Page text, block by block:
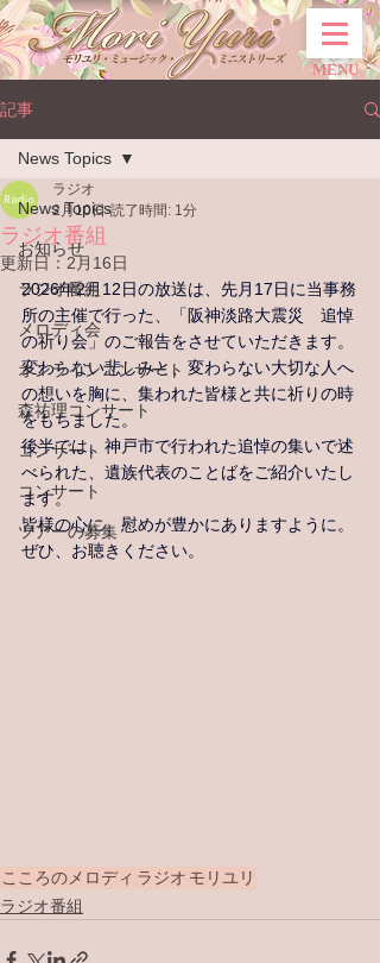
MENU
記事
News Topics
お知らせ
ラジオ番組
メロディ会
オンラインコンサート
森祐理コンサート
コンサート
コンサート
ツアーの募集
News Topics
ラジオ番組
ラジオ
2月10日 読了時間: 1分
更新日： 2月16日
2026年2月12日の放送は、先月17日に当事務
所の主催で行った、「 阪神淡路大震災　追悼
の祈り会」のご報告をさせていただきます。
変わらない悲しみと、変わらない大切な人へ
の想いを胸に、集われた皆様と共に祈りの時
をもちました。
後半では、神戸市で行われた追悼の集いで述
べられた、遺族代表のことばをご紹介いたし
ます。
皆様の心に、慰めが豊かにありますように。
ぜひ、お聴きください。
こころのメロディ ラジオ モリユリ
ラジオ番組